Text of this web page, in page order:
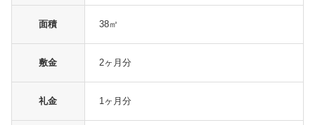
面積 38㎡
敷金 2ヶ月分
礼金 1ヶ月分